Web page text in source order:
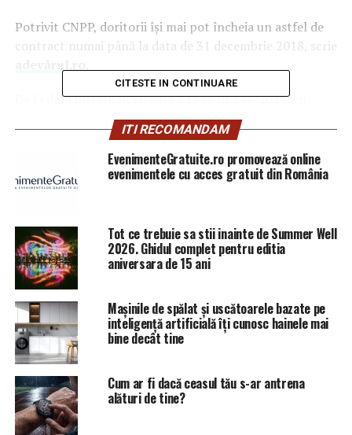
Potrivit CNPP, doritorii îşi mai pot încheia un astfel de
contract numai până la data de 31 decembrie 2018, scrie
De la data intrării în vigoare a Legii nr.186/2016, cu
modificările şi completările ulterioare, până la finalul
lunii septembrie 2018 au fost încheiate 39.341
contracte de asigurare socială pentru care casele
teritoriale de pensii au încasat suma de 221.981.718 lei.
cumpere 5 ani de vechime trebuiau să plătească
aproximativ 15.500 lei în contul contribuţiilor pentru
pensii.
Condiţiile şi procedura încheierii contractelor de
asigurare rămân neschimbate.
ARTICOLE PE ACEIASI TEMA:
URMATORUL
De ce avea liderul PSD pistol. Explicaţia BOMBĂ despre
JAF | Sibiul de AZI
CITESTE IN CONTINUARE
ITI RECOMANDAM
EvenimenteGratuite.ro promovează online
evenimentele cu acces gratuit din România
Tot ce trebuie sa stii inainte de Summer Well
2026. Ghidul complet pentru editia
aniversara de 15 ani
Mașinile de spălat și uscătoarele bazate pe
inteligență artificială îți cunosc hainele mai
bine decât tine
Cum ar fi dacă ceasul tău s-ar antrena
alături de tine?